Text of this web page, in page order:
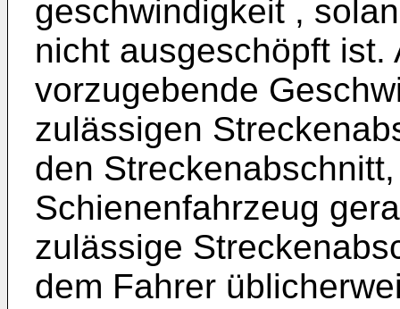
geschwindigkeit ,
nicht ausgeschöpft
vorzugebende
zulässigen
den
Schienenfahrzeug
zulässige
dem Fahrer